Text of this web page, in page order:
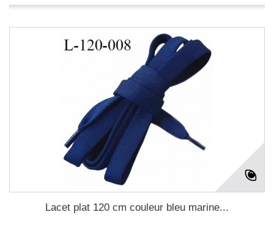
Lacet plat 120 cm couleur bleu marine...